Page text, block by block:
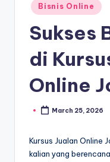
Bisnis Online
Sukses
di
Online
March 25, 2026
Kursus Jualan Online
kalian yang